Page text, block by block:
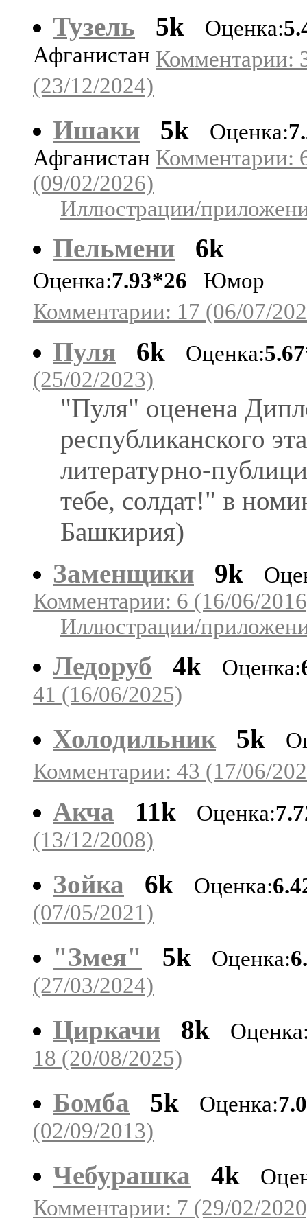
Тузель
5k Оценка:
Афганистан Комментарии:
(23/12/2024)
Ишаки
5k Оценка:
Афганистан Комментарии:
(09/02/2026)
Иллюстрации/
Пельмени 6k
Оценка:7.93*26 Юмор
Комментарии: 17 (06/07/
Пуля 6k Оценка:
(25/02/2023)
"Пуля" оценена
республиканского
литературно-
тебе, солдат!" в
Башкирия)
Заменщики
9k
Комментарии: 6 (16/06/
Иллюстрации/
Ледоруб 4k Оценка:
41 (16/06/2025)
Холодильник
5k
Комментарии: 43 (17/06/
Акча 11k Оценка:
(13/12/2008)
Зойка
6k Оценка:
(07/05/2021)
"Змея"
5k Оценка:
(27/03/2024)
Циркачи
8k
18 (20/08/2025)
Бомба
5k Оценка:
(02/09/2013)
Чебурашка
4k
Комментарии: 7 (29/02/